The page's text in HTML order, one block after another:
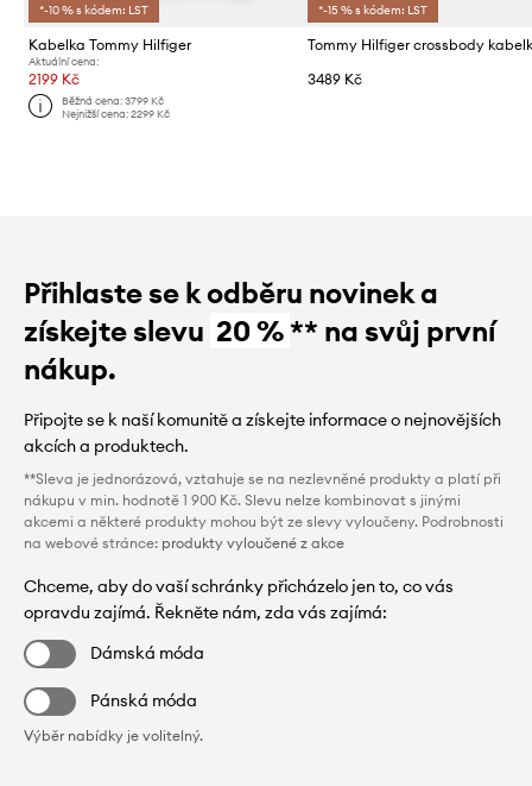
*-10 % s kódem: LST
Kabelka Tommy Hilfiger
Aktuální cena:
2199 Kč
Běžná cena:3799 Kč
Nejnižší cena:2299 Kč
*-15 % s kódem: LST
3489 Kč
Přihlaste se k odběru novinek a
získejte slevu 20 %** na svůj první
nákup.
Připojte se k naší komunitě a získejte informace o nejnovějších
akcích a produktech.
**Sleva je jednorázová, vztahuje se na nezlevněné produkty a platí při
nákupu v min. hodnotě 1 900 Kč. Slevu nelze kombinovat s jinými
akcemi a některé produkty mohou být ze slevy vyloučeny. Podrobnosti
na webové stránce: produkty vyloučené z akce
Chceme, aby do vaší schránky přicházelo jen to, co vás
opravdu zajímá. Řekněte nám, zda vás zajímá:
Dámská móda
Pánská móda
Výběr nabídky je volitelný.